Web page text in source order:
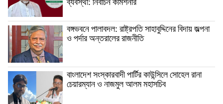
বঙ্গভবনে পালাবদল: রাষ্ট্রপতি সাহাবুদ্দিনের বিদায় জল্পনা
ও পর্দার অন্তরালের রাজনীতি
বাংলাদেশ সংস্কারবাদী পার্টির কাউন্সিলে সোহেল রানা
চেয়ারম্যান ও নাজমুল আলম মহাসচিব